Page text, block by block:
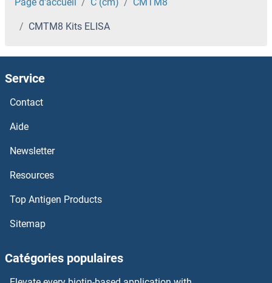
Clusterin Kits ELISA
CLPS Kits ELISA
CLPP Kits ELISA
CLPB Kits ELISA
CMTM8 Kits ELISA
Service
Contact
Aide
Newsletter
Resources
Top Antigen Products
Sitemap
Catégories populaires